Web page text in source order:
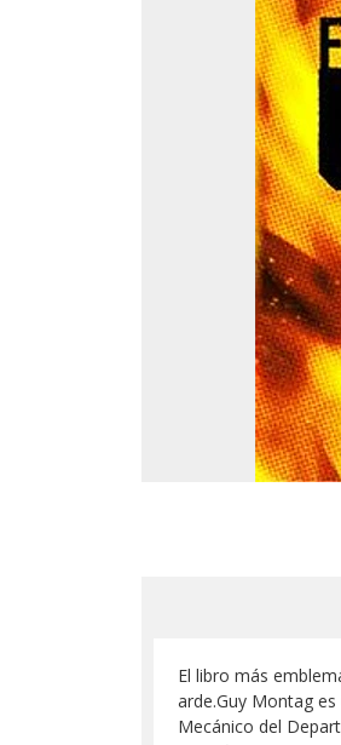
El libro más
arde.Guy Montag
Mecánico del